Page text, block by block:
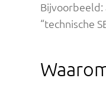
Bijvoorbeeld:
“technische